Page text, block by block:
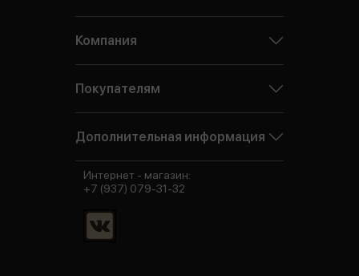
Компания
Покупателям
Дополнительная информация
Интернет - магазин:
+7 (937) 079-31-32